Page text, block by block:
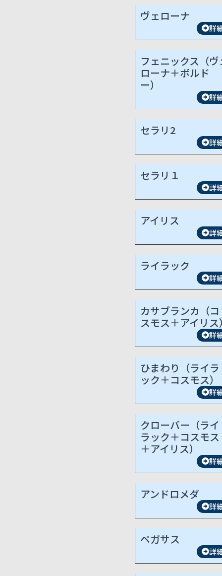
ヴェローナ
詳
フェニックス（ヴ
ローナ＋ボルド
ー）
詳
セラリ2
詳
セラリ１
詳
アイリス
詳
ライラック
詳
カサブランカ（コ
スモス＋アイリス
詳
ひまわり（ライラ
ック＋コスモス）
詳
クローバー（ライ
ラック＋コスモス
＋アイリス）
詳
アンドロメダ
詳
ペガサス
詳